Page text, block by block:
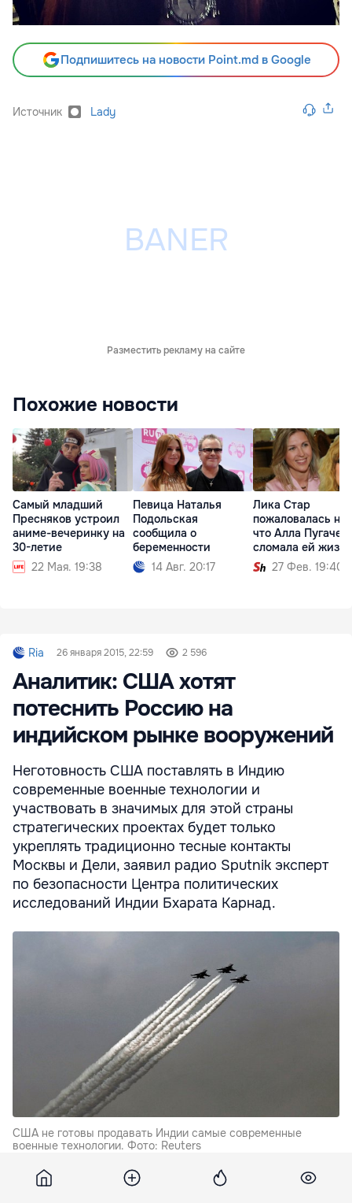
Подпишитесь на новости Point.md в Google
Источник Lady
Разместить рекламу на сайте
Похожие новости
Самый младший
Пресняков устроил
аниме-вечеринку на
30-летие
22 Мая. 19:38
Певица Наталья
Подольская
сообщила о
беременности
14 Авг. 20:17
Лика Стар
пожаловалась на
что Алла
сломала ей жизнь
27 Фев. 19:40
Ria 26 января 2015, 22:59 2 596
Аналитик: США хотят
потеснить Россию на
индийском рынке вооружений
Неготовность США поставлять в Индию
современные военные технологии и
участвовать в значимых для этой страны
стратегических проектах будет только
укреплять традиционно тесные контакты
Москвы и Дели, заявил радио Sputnik эксперт
по безопасности Центра политических
исследований Индии Бхарата Карнад.
CША не готовы продавать Индии самые современные
военные технологии. Фото: Reuters